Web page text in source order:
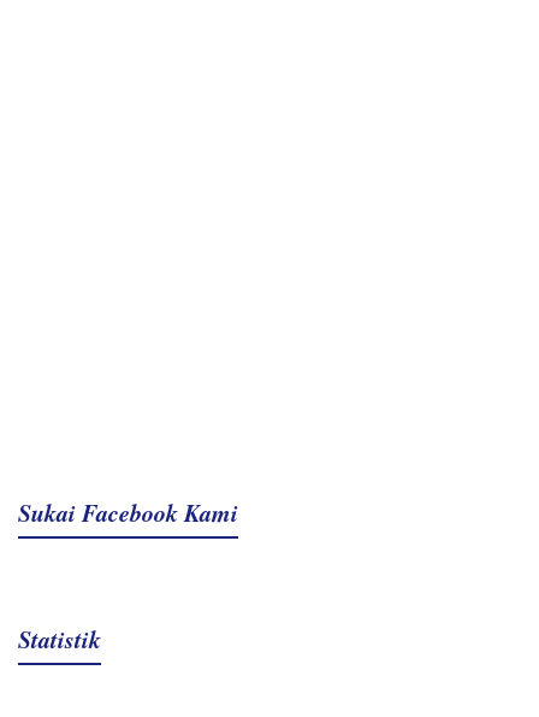
Sukai Facebook Kami
Statistik